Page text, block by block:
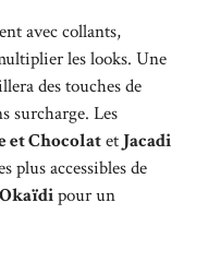
avec collants,
les looks. Une
des touches de
surcharge. Les
et Chocolatet Jacadi
plus accessibles de
Okaïdipour un